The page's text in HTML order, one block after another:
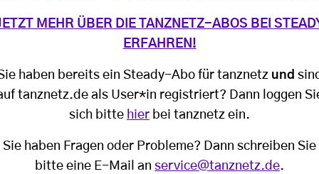
MEHR ÜBER DIE TANZNETZ-ABOS BEI
ERFAHREN!
haben bereits ein Steady-Abo für tanznetz und
tanznetz.de als User*in registriert? Dann loggen
sich bitte hier bei tanznetz ein.
Sie haben Fragen oder Probleme? Dann schreiben Sie
bitte eine E-Mail an service@tanznetz.de.